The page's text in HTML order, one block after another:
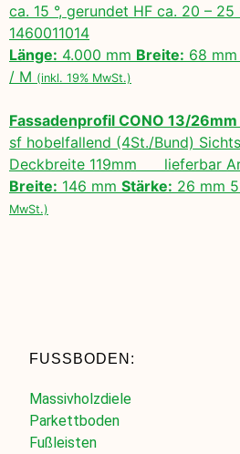
ca. 15 °, gerundet HF ca. 20 –
1460011014
Länge: 4.000 mm Breite: 68 mm
/ M (inkl. 19% MwSt.)
Fassadenprofil CONO 13/
sf hobelfallend (4St./Bund)
Deckbreite 119mm lieferbar
Breite: 146 mm Stärke: 26 mm
MwSt.)
FUSSBODEN:
Massivholzdiele
Parkettboden
Fußleisten